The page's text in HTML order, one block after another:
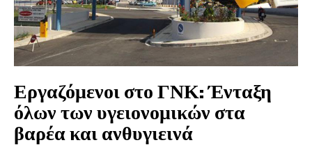
Εργαζόμενοι στο ΓΝΚ: Ένταξη
όλων των υγειονομικών στα
βαρέα και ανθυγιεινά